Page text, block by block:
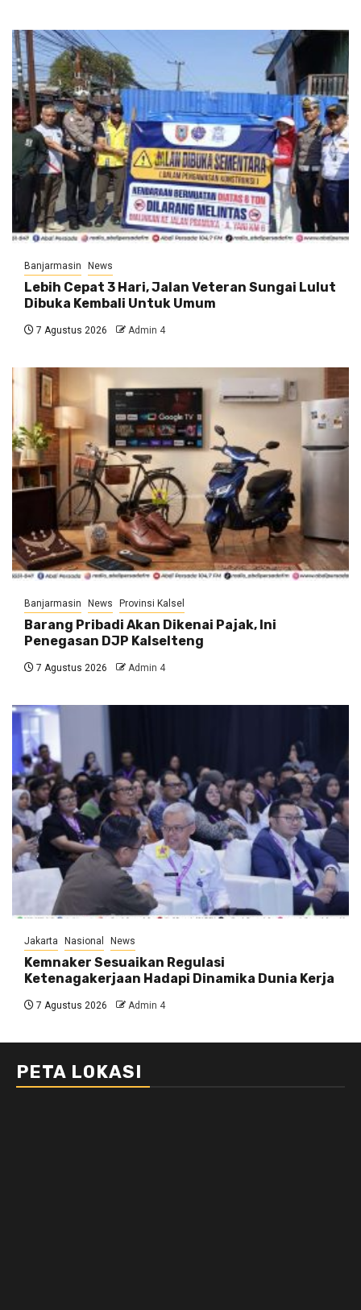
Banjarmasin News
Lebih Cepat 3 Hari, Jalan Veteran Sungai Lulut
Dibuka Kembali Untuk Umum
7 Agustus 2026 Admin 4
Banjarmasin News Provinsi Kalsel
Barang Pribadi Akan Dikenai Pajak, Ini
Penegasan DJP Kalselteng
7 Agustus 2026 Admin 4
Jakarta Nasional News
Kemnaker Sesuaikan Regulasi
Ketenagakerjaan Hadapi Dinamika Dunia Kerja
7 Agustus 2026 Admin 4
PETA LOKASI